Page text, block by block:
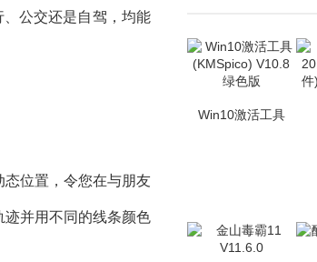
公交还是自驾，均能
位置，令您在与朋友
并用不同的线条颜色
Win10激活工具